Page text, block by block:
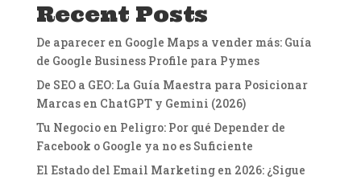
Recent Posts
De aparecer en Google Maps a vender más: Guía
de Google Business Profile para Pymes
De SEO a GEO: La Guía Maestra para Posicionar
Marcas en ChatGPT y Gemini (2026)
Tu Negocio en Peligro: Por qué Depender de
Facebook o Google ya no es Suficiente
El Estado del Email Marketing en 2026: ¿Sigue